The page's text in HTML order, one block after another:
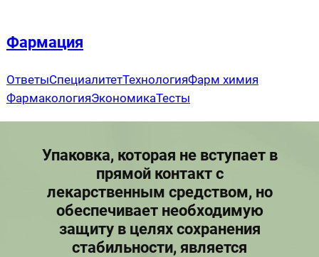
содержимому
Фармация
ОтветыСпециалитетТехнологияФарм химия
ФармакологияЭкономикаТесты
Упаковка, которая не вступает в
прямой контакт с
лекарственным средством, но
обеспечивает необходимую
защиту в целях сохранения
стабильности, является